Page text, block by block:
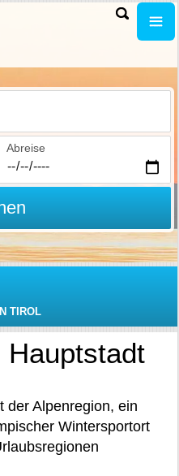
Abreise
TIROL
Hauptstadt
der Alpenregion, ein
Wintersportort